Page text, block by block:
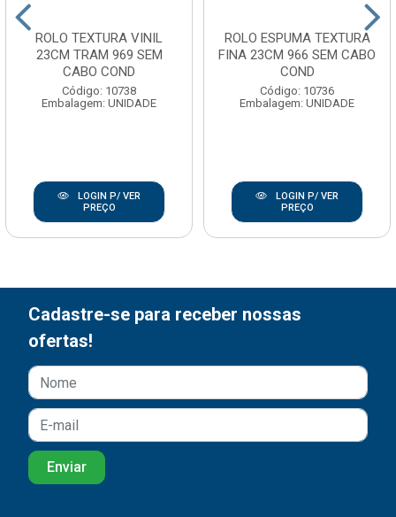
ROLO TEXTURA VINIL
23CM TRAM 969 SEM
CABO COND
Código: 10738
Embalagem: UNIDADE
LOGIN P/ VER
PREÇO
ROLO ESPUMA TEXTURA
FINA 23CM 966 SEM CABO
COND
Código: 10736
Embalagem: UNIDADE
LOGIN P/ VER
PREÇO
Cadastre-se para receber nossas
ofertas!